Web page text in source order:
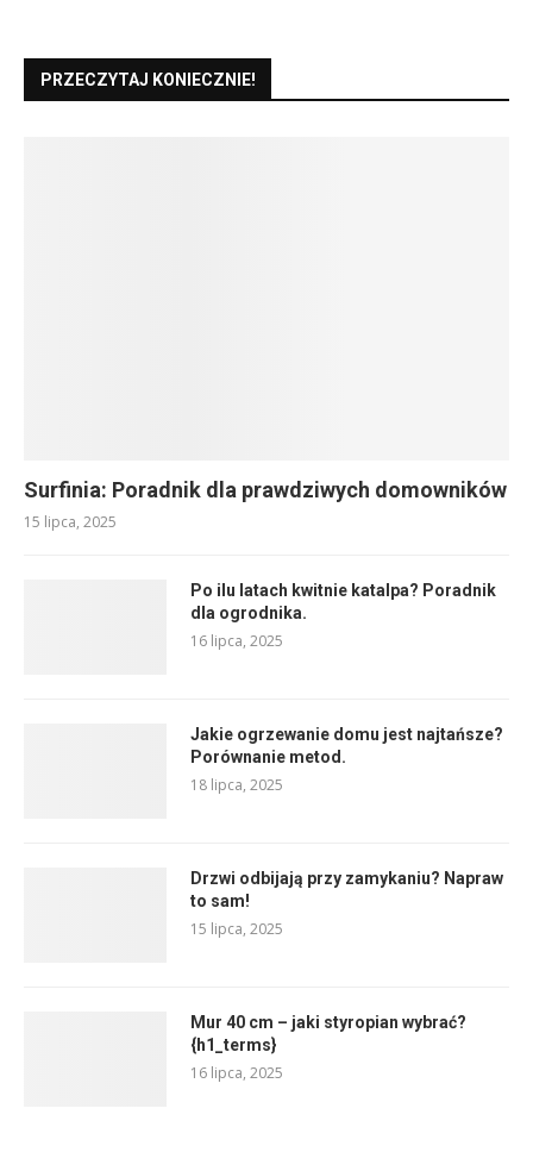
PRZECZYTAJ KONIECZNIE!
Surfinia: Poradnik dla prawdziwych domowników
15 lipca, 2025
Po ilu latach kwitnie katalpa? Poradnik
dla ogrodnika.
16 lipca, 2025
Jakie ogrzewanie domu jest najtańsze?
Porównanie metod.
18 lipca, 2025
Drzwi odbijają przy zamykaniu? Napraw
to sam!
15 lipca, 2025
Mur 40 cm – jaki styropian wybrać?
{h1_terms}
16 lipca, 2025